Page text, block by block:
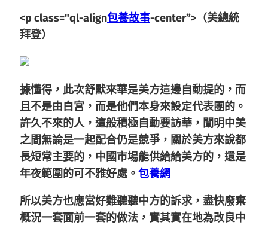
<p class="ql-align包養故事-center”>（美總統
拜登）
據懂得，此次舒默來華是美方這邊自動提的，而
且不是由白宮，而是他們本身來設定代表團的。
許久不來的人，這般積極自動要訪華， 闡明中美
之間無論是一起配合仍是競爭，關於美方來說都
長短常主要的，中國市場能供給給美方的，還是
年夜範圍的可不雅好處。 包養網
所以美方也應當好難聽聽中方的訴求，盡快廢棄
概況一套面前一套的做法，實其實在地為改良中